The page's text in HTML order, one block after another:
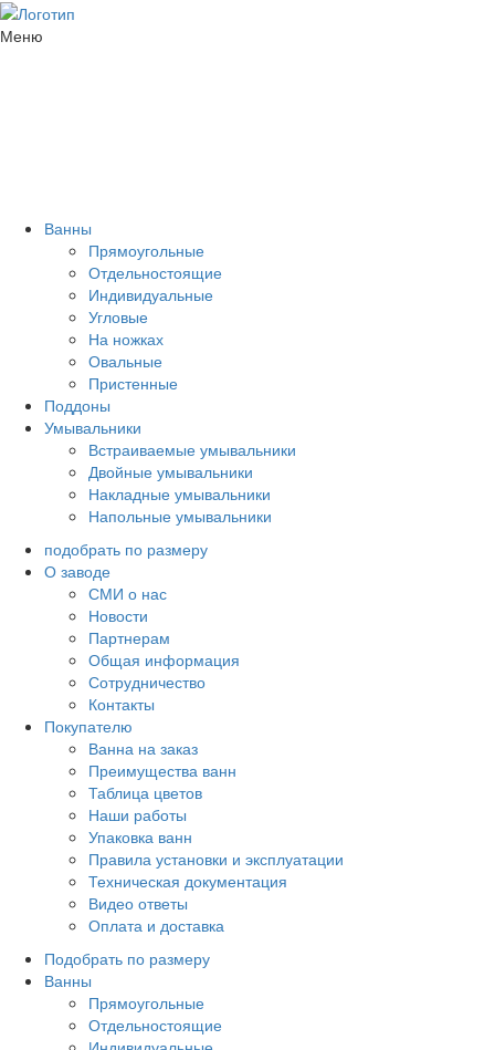
Меню
Ванны
Прямоугольные
Отдельностоящие
Индивидуальные
Угловые
На ножках
Овальные
Пристенные
Поддоны
Умывальники
Встраиваемые умывальники
Двойные умывальники
Накладные умывальники
Напольные умывальники
подобрать по размеру
О заводе
СМИ о нас
Новости
Партнерам
Общая информация
Сотрудничество
Контакты
Покупателю
Ванна на заказ
Преимущества ванн
Таблица цветов
Наши работы
Упаковка ванн
Правила установки и эксплуатации
Техническая документация
Видео ответы
Оплата и доставка
Подобрать по размеру
Ванны
Прямоугольные
Отдельностоящие